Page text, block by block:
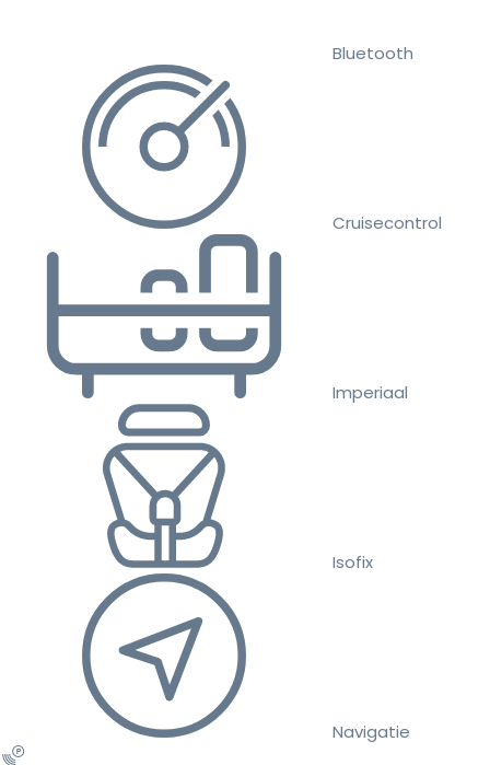
Bluetooth
Cruisecontrol
Imperiaal
Isofix
Navigatie